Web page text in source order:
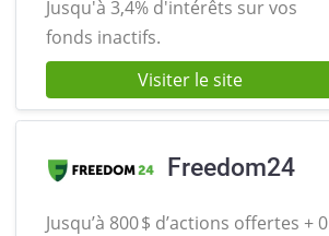
Jusqu'à 3,4% d'intérêts survos
fonds inactifs.
Visiter le site
Freedom24
Jusqu’à 800 $ d’actions offertes +0